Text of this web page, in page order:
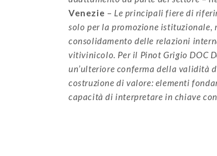
Venezie – Le principali fiere di
solo per la promozione
consolidamento delle relazioni
vitivinicolo. Per il Pinot Grigio DOC
un’ulteriore conferma della validità
costruzione di valore: elementi
capacità di interpretare in chiave